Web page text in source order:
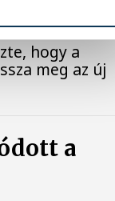
hogy a
meg az új
a